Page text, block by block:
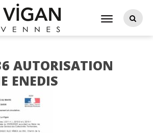
AUTORISATION
ENEDIS